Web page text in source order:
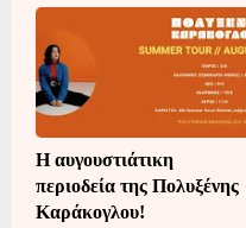
Η αυγουστιάτικη
περιοδεία της Πολυξένης
Καράκογλου!